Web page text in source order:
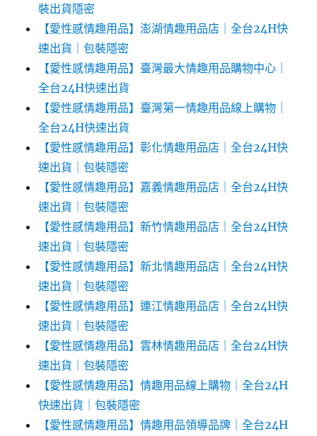
裝出貨隱密
【愛性感情趣用品】澎湖情趣用品店｜全台24H快
速出貨｜包裝隱密
【愛性感情趣用品】臺灣最大情趣用品購物中心｜
全台24H快速出貨
【愛性感情趣用品】臺灣第一情趣用品線上購物｜
全台24H快速出貨
【愛性感情趣用品】彰化情趣用品店｜全台24H快
速出貨｜包裝隱密
【愛性感情趣用品】嘉義情趣用品店｜全台24H快
速出貨｜包裝隱密
【愛性感情趣用品】新竹情趣用品店｜全台24H快
速出貨｜包裝隱密
【愛性感情趣用品】新北情趣用品店｜全台24H快
速出貨｜包裝隱密
【愛性感情趣用品】連江情趣用品店｜全台24H快
速出貨｜包裝隱密
【愛性感情趣用品】雲林情趣用品店｜全台24H快
速出貨｜包裝隱密
【愛性感情趣用品】情趣用品線上購物｜全台24H
快速出貨｜包裝隱密
【愛性感情趣用品】情趣用品領導品牌｜全台24H